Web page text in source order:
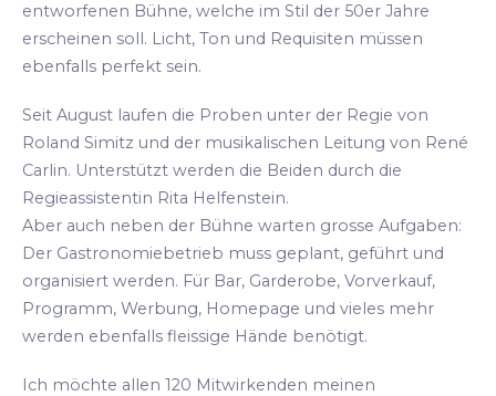
entworfenen Bühne, welche im Stil der 50er Jahre
erscheinen soll. Licht, Ton und Requisiten müssen
ebenfalls perfekt sein.
Seit August laufen die Proben unter der Regie von
Roland Simitz und der musikalischen Leitung von René
Carlin. Unterstützt werden die Beiden durch die
Regieassistentin Rita Helfenstein.
Aber auch neben der Bühne warten grosse Aufgaben:
Der Gastronomiebetrieb muss geplant, geführt und
organisiert werden. Für Bar, Garderobe, Vorverkauf,
Programm, Werbung, Homepage und vieles mehr
werden ebenfalls fleissige Hände benötigt.
Ich möchte allen 120 Mitwirkenden meinen